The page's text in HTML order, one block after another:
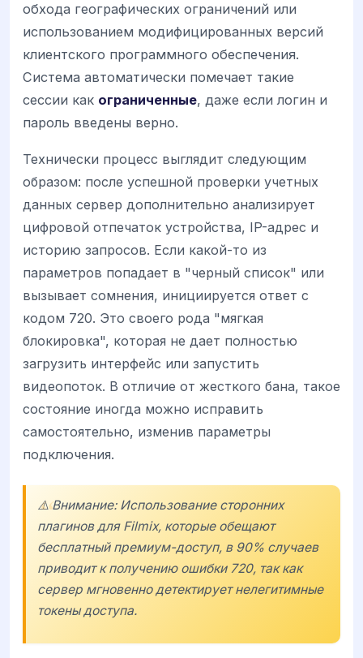
обхода географических ограничений или
использованием модифицированных версий
клиентского программного обеспечения.
Система автоматически помечает такие
сессии как ограниченные, даже если логин и
пароль введены верно.
Технически процесс выглядит следующим
образом: после успешной проверки учетных
данных сервер дополнительно анализирует
цифровой отпечаток устройства, IP-адрес и
историю запросов. Если какой-то из
параметров попадает в "черный список" или
вызывает сомнения, инициируется ответ с
кодом 720. Это своего рода "мягкая
блокировка", которая не дает полностью
загрузить интерфейс или запустить
видеопоток. В отличие от жесткого бана, такое
состояние иногда можно исправить
самостоятельно, изменив параметры
подключения.
⚠️ Внимание: Использование сторонних
плагинов для Filmix, которые обещают
бесплатный премиум-доступ, в 90% случаев
приводит к получению ошибки 720, так как
сервер мгновенно детектирует нелегитимные
токены доступа.